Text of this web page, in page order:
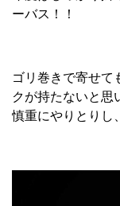
ーバス！！
ゴリ巻きで寄せて
クが持たないと思
慎重にやりとりし